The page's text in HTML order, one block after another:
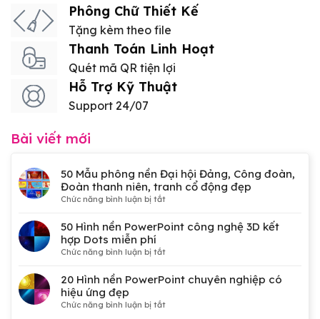
Phông Chữ Thiết Kế
Tặng kèm theo file
Thanh Toán Linh Hoạt
Quét mã QR tiện lợi
Hỗ Trợ Kỹ Thuật
Support 24/07
Bài viết mới
50 Mẫu phông nền Đại hội Đảng, Công đoàn,
Đoàn thanh niên, tranh cổ động đẹp
Chức năng bình luận bị tắtở
Mẫu
Đảng,
đoàn,
50 Hình nền PowerPoint công nghệ 3D kết
hợp Dots miễn phí
Chức năng bình luận bị tắtở
Hình
20 Hình nền PowerPoint chuyên nghiệp có
hiệu ứng đẹp
Chức năng bình luận bị tắtở